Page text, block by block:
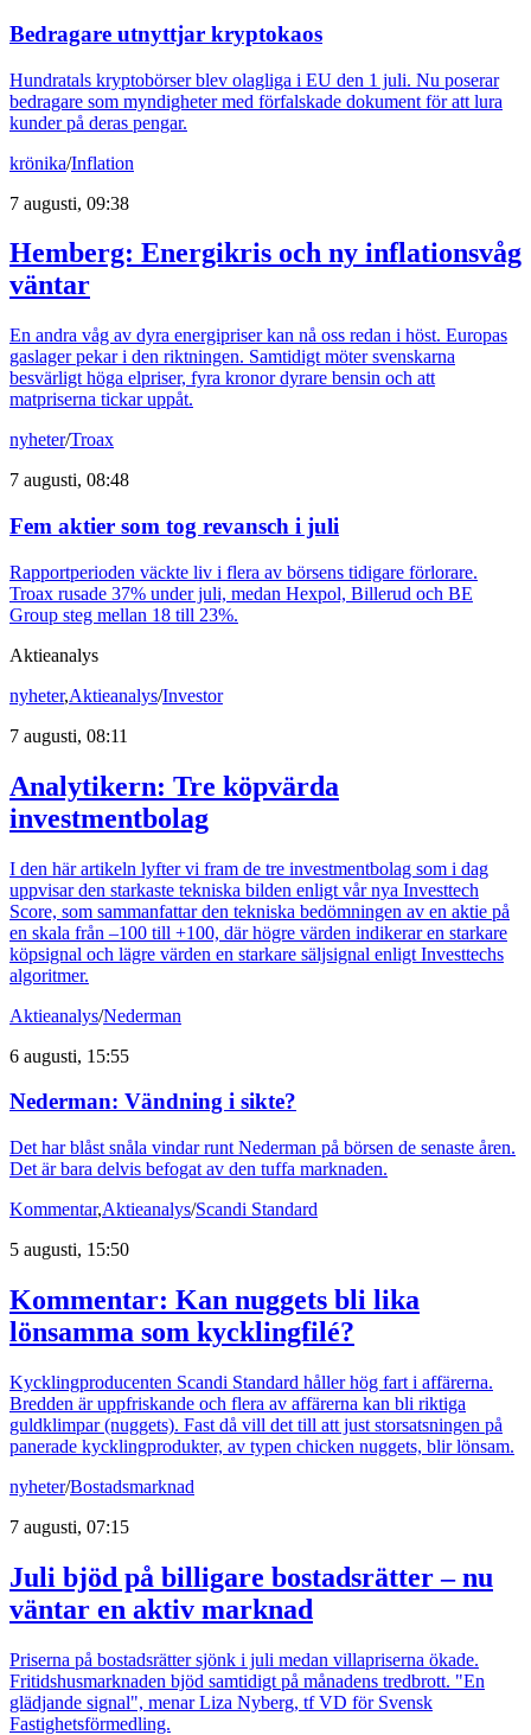
Bedragare utnyttjar kryptokaos
Hundratals kryptobörser blev olagliga i EU den 1 juli. Nu poserar
bedragare som myndigheter med förfalskade dokument för att lura
kunder på deras pengar.
krönika/Inflation
7 augusti, 09:38
Hemberg: Energikris och ny inflationsvåg
väntar
En andra våg av dyra energipriser kan nå oss redan i höst. Europas
gaslager pekar i den riktningen. Samtidigt möter svenskarna
besvärligt höga elpriser, fyra kronor dyrare bensin och att
matpriserna tickar uppåt.
nyheter/Troax
7 augusti, 08:48
Fem aktier som tog revansch i juli
Rapportperioden väckte liv i flera av börsens tidigare förlorare.
Troax rusade 37% under juli, medan Hexpol, Billerud och BE
Group steg mellan 18 till 23%.
Aktieanalys
nyheter,Aktieanalys/Investor
7 augusti, 08:11
Analytikern: Tre köpvärda
investmentbolag
I den här artikeln lyfter vi fram de tre investmentbolag som i dag
uppvisar den starkaste tekniska bilden enligt vår nya Investtech
Score, som sammanfattar den tekniska bedömningen av en aktie på
en skala från –100 till +100, där högre värden indikerar en starkare
köpsignal och lägre värden en starkare säljsignal enligt Investtechs
algoritmer.
Aktieanalys/Nederman
6 augusti, 15:55
Nederman: Vändning i sikte?
Det har blåst snåla vindar runt Nederman på börsen de senaste åren.
Det är bara delvis befogat av den tuffa marknaden.
Kommentar,Aktieanalys/Scandi Standard
5 augusti, 15:50
Kommentar: Kan nuggets bli lika
lönsamma som kycklingfilé?
Kycklingproducenten Scandi Standard håller hög fart i affärerna.
Bredden är uppfriskande och flera av affärerna kan bli riktiga
guldklimpar (nuggets). Fast då vill det till att just storsatsningen på
panerade kycklingprodukter, av typen chicken nuggets, blir lönsam.
nyheter/Bostadsmarknad
7 augusti, 07:15
Juli bjöd på billigare bostadsrätter – nu
väntar en aktiv marknad
Priserna på bostadsrätter sjönk i juli medan villapriserna ökade.
Fritidshusmarknaden bjöd samtidigt på månadens tredbrott. "En
glädjande signal", menar Liza Nyberg, tf VD för Svensk
Fastighetsförmedling.